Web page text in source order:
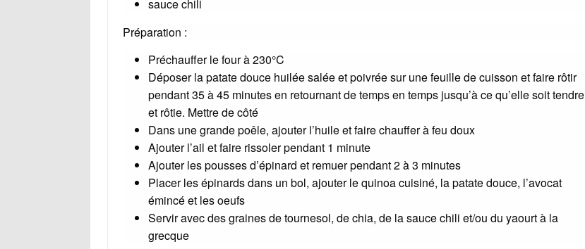
sauce chili
Préparation :
Préchauffer le four à 230°C
Déposer la patate douce huilée salée et poivrée sur une feuille de cuisson et faire rôtir
pendant 35 à 45 minutes en retournant de temps en temps jusqu’à ce qu’elle soit tendre
et rôtie. Mettre de côté
Dans une grande poêle, ajouter l’huile et faire chauffer à feu doux
Ajouter l’ail et faire rissoler pendant 1 minute
Ajouter les pousses d’épinard et remuer pendant 2 à 3 minutes
Placer les épinards dans un bol, ajouter le quinoa cuisiné, la patate douce, l’avocat
émincé et les oeufs
Servir avec des graines de tournesol, de chia, de la sauce chili et/ou du yaourt à la
grecque